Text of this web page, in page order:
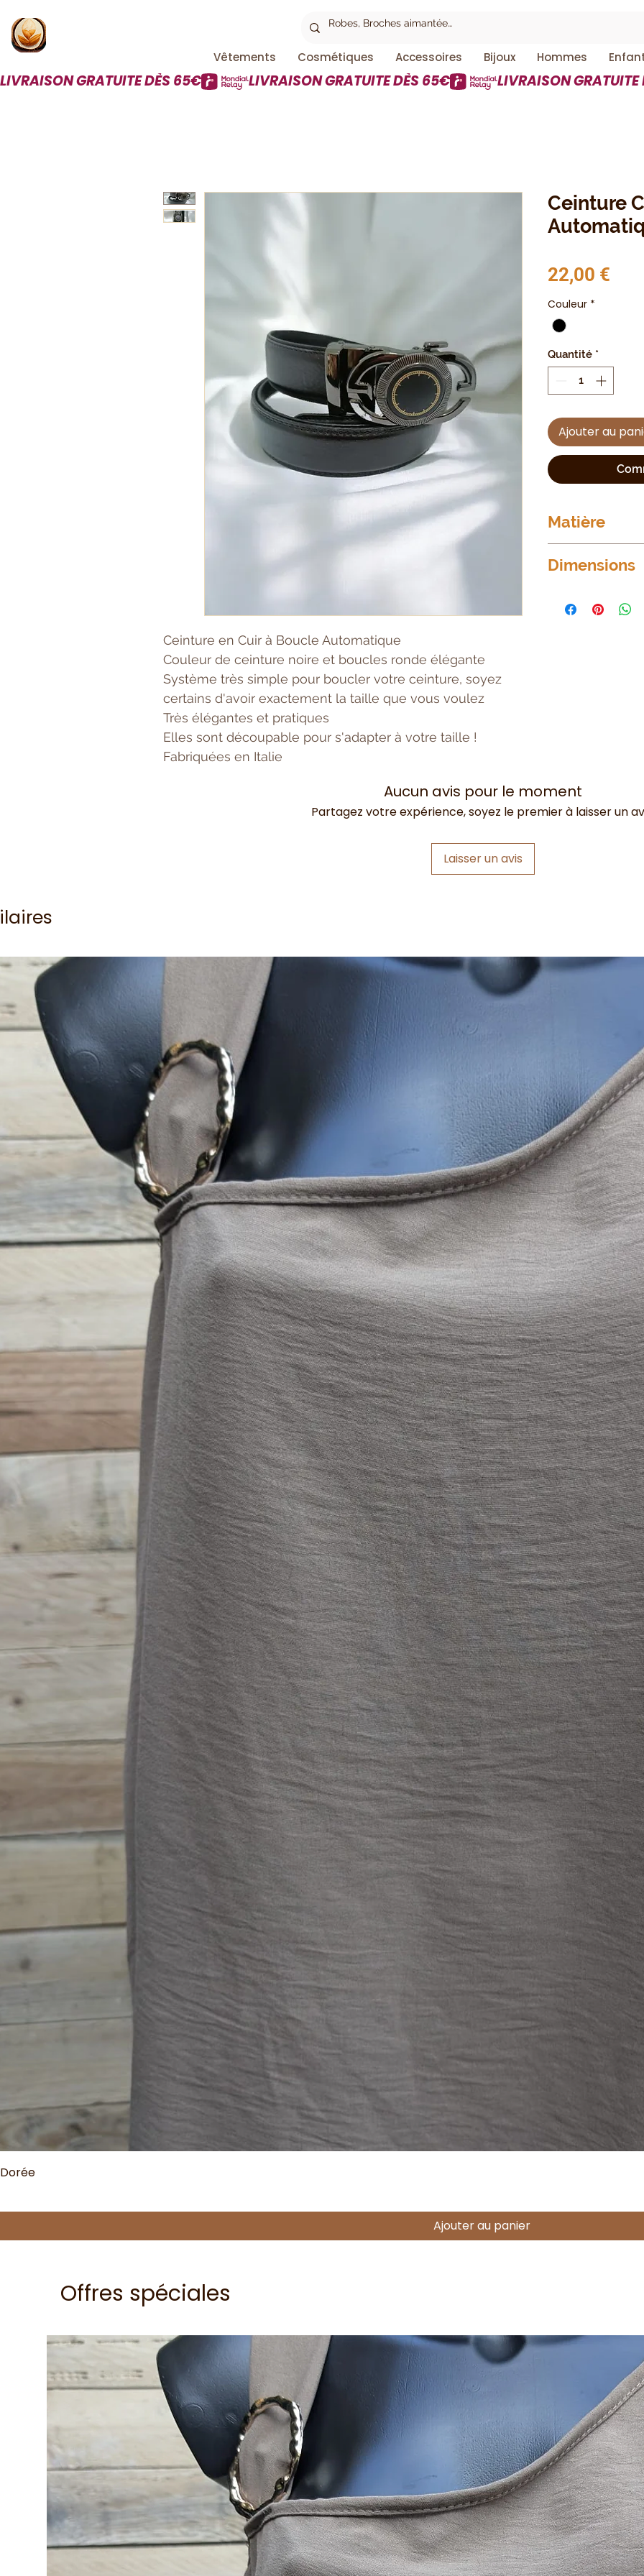
Vêtements Cosmétiques Accessoires Bijoux Hommes
LIVRAISON GRATUITE DÈS 65€
Ceinture en Cuir à Boucle Automatique
Couleur de ceinture noire et boucles ronde élégante
Système très simple pour boucler votre ceinture, soyez
certains d'avoir exactement la taille que vous voulez
Très élégantes et pratiques
Elles sont découpable pour s'adapter à votre taille !
Fabriquées en Italie
Ceinture
22,00 €
Couleur *
Quantité *
Ajouter au
Matière
Dimensions
Largeur : 35mm
Aucun avis pour le moment
Partagez votre expérience, soyez le premier à laisser un
Laisser un avis
Ajouter au panier
Offres spéciales